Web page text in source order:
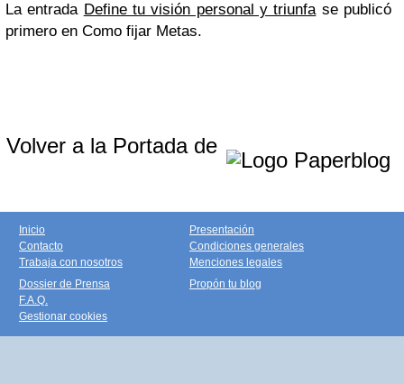
La entrada Define tu visión personal y triunfase publicó
primero en Como fijar Metas.
Volver a la Portada de
Inicio
Contacto
Trabaja con nosotros
Presentación
Condiciones generales
Menciones legales
Dossier de Prensa
F.A.Q.
Gestionar cookies
Propón tu blog